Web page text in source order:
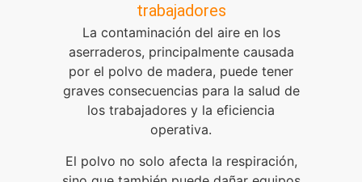
trabajadores
La contaminación del aire en los
aserraderos, principalmente causada
por el polvo de madera, puede tener
graves consecuencias para la salud de
los trabajadores y la eficiencia
operativa.
El polvo no solo afecta la respiración,